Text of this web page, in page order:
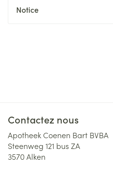
Notice
Contactez nous
Apotheek Coenen Bart BVBA
Steenweg 121 bus ZA
3570Alken